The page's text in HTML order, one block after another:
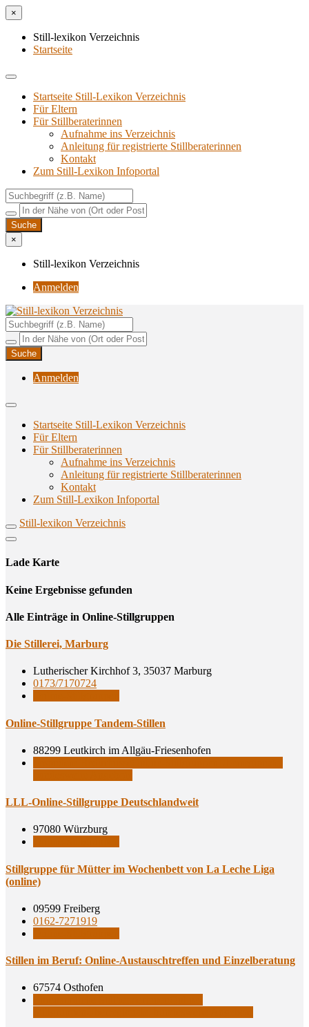
×
Still-lexikon Verzeichnis
Startseite
Startseite Still-Lexikon Verzeichnis
Für Eltern
Für Stillberaterinnen
Aufnahme ins Verzeichnis
Anlei­tung für regis­trier­te Stillberaterinnen
Kon­takt
Zum Still-Lexikon Infoportal
×
Still-lexikon Verzeichnis
Anmelden
Still-lexikon Verzeichnis
Unterstützungsangebote rund ums Stillen
Anmelden
Startseite Still-Lexikon Verzeichnis
Für Eltern
Für Stillberaterinnen
Aufnahme ins Verzeichnis
Anlei­tung für regis­trier­te Stillberaterinnen
Kon­takt
Zum Still-Lexikon Infoportal
Still-lexikon Verzeichnis
Lade Karte
Кeine Ergebnisse gefunden
Alle Einträge in Online-Stillgruppen
Die Stil­le­rei, Marburg
Lutherischer Kirchhof 3, 35037 Marburg
0173/7170724
Online-Still­grup­pe Tandem-Stillen
88299 Leutkirch im Allgäu-Friesenhofen
LLL-Online-Still­grup­pe Deutschlandweit
97080 Würzburg
Still­grup­pe für Müt­ter im Wochen­bett von La Leche Liga
(online)
09599 Freiberg
0162-7271919
Stil­len im Beruf: Online-Aus­tausch­tref­fen und Einzelberatung
67574 Osthofen